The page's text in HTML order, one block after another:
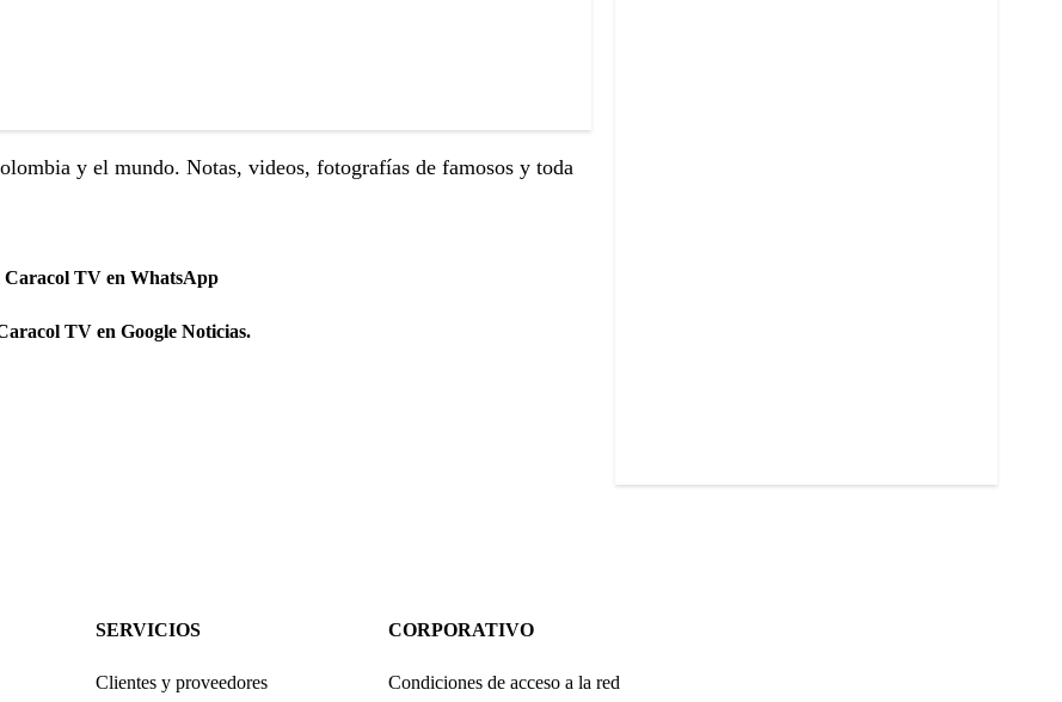
y el mundo. Notas, videos, fotografías de famosos y toda
Caracol TV en WhatsApp
TV en Google Noticias.
SERVICIOS
Clientes y proveedores
CORPORATIVO
Condiciones de acceso a la red